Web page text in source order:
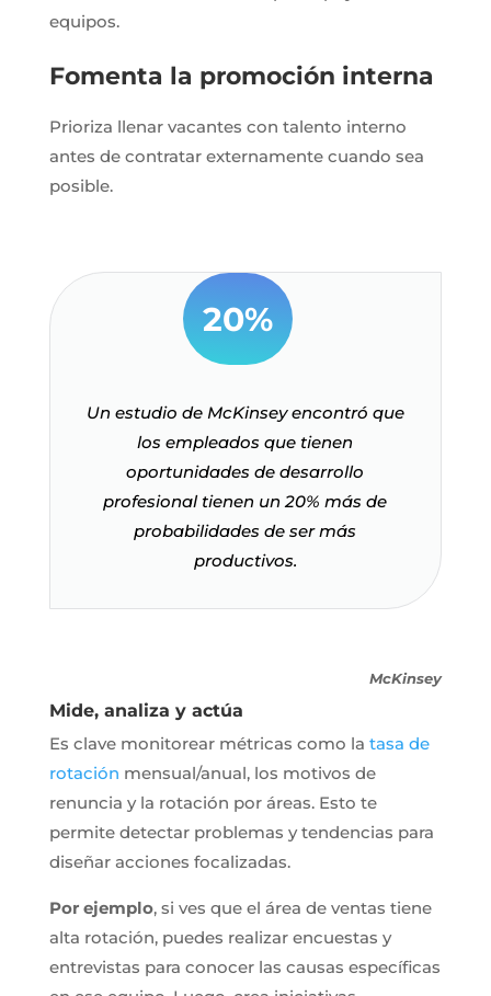
equipos.
Fomenta la promoción interna
Prioriza llenar vacantes con talento interno
antes de contratar externamente cuando sea
posible.
20%
Un estudio de McKinsey encontró que
los empleados que tienen
oportunidades de desarrollo
profesional tienen un 20% más de
probabilidades de ser más
productivos.
McKinsey
Mide, analiza y actúa
Es clave monitorear métricas como la tasa de
rotación mensual/anual, los motivos de
renuncia y la rotación por áreas. Esto te
permite detectar problemas y tendencias para
diseñar acciones focalizadas.
Por ejemplo, si ves que el área de ventas tiene
alta rotación, puedes realizar encuestas y
entrevistas para conocer las causas específicas